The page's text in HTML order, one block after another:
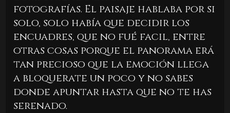
fotografías. El paisaje hablaba por si
solo, solo había que decidir los
encuadres, que no fué facil, entre
otras cosas porque el panorama erá
tan precioso que la emoción llega
a bloquerate un poco y no sabes
donde apuntar hasta que no te has
serenado.